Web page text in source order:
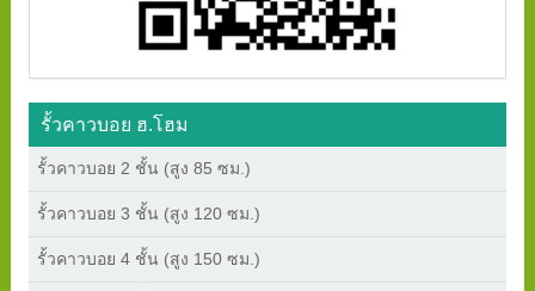
รั้วคาวบอย ฮ.โฮม
รั้วคาวบอย 2 ชั้น (สูง 85 ซม.)
รั้วคาวบอย 3 ชั้น (สูง 120 ซม.)
รั้วคาวบอย 4 ชั้น (สูง 150 ซม.)